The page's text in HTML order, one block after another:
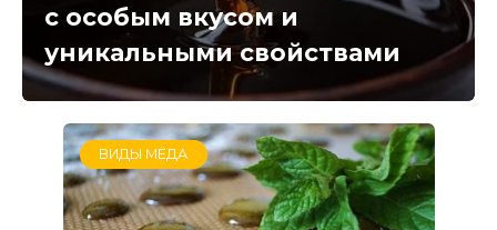
с особым вкусом и
уникальными свойствами
ВИДЫ МЁДА